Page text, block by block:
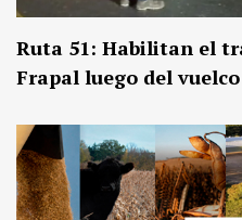
Ruta 51: Habilitan el
Frapal luego del